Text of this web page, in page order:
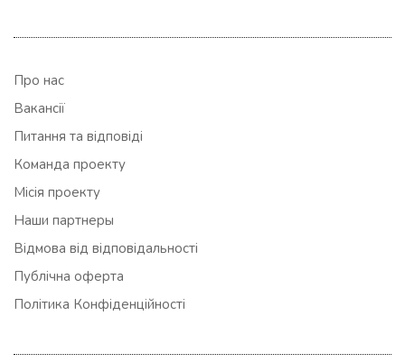
Про нас
Вакансії
Питання та відповіді
Команда проекту
Місія проекту
Наши партнеры
Відмова від відповідальності
Публічна оферта
Політика Конфіденційності